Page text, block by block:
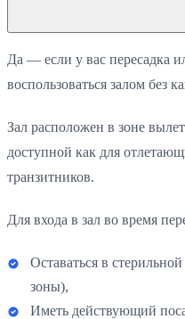
Да — если у вас пересадка
воспользоваться залом без
Зал расположен в зоне
доступной как для
транзитников.
Для входа в зал во время
Оставаться в
зоны),
Иметь действующий